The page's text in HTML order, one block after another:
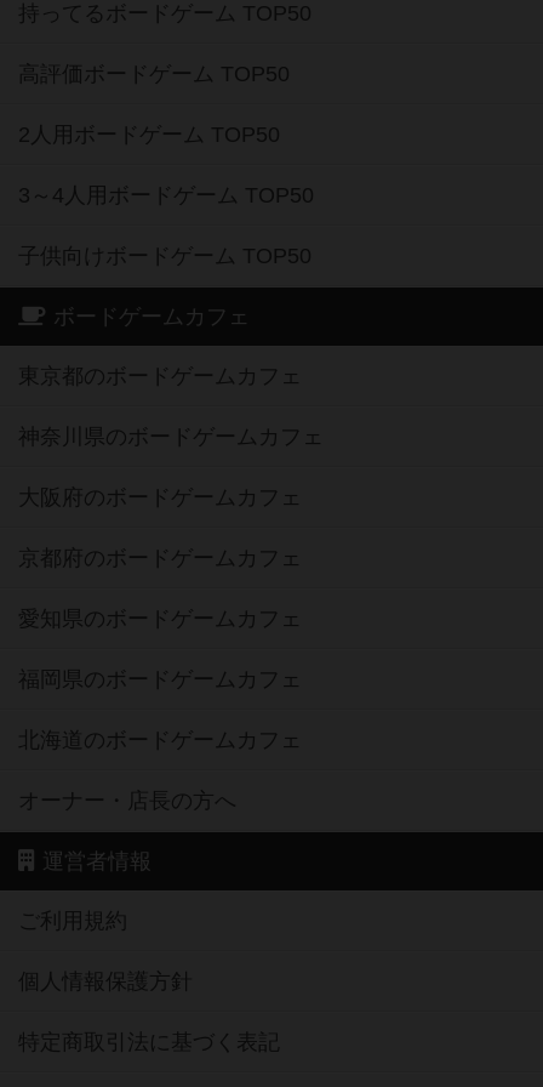
持ってるボードゲーム TOP50
高評価ボードゲーム TOP50
2人用ボードゲーム TOP50
3～4人用ボードゲーム TOP50
子供向けボードゲーム TOP50
ボードゲームカフェ
東京都のボードゲームカフェ
神奈川県のボードゲームカフェ
大阪府のボードゲームカフェ
京都府のボードゲームカフェ
愛知県のボードゲームカフェ
福岡県のボードゲームカフェ
北海道のボードゲームカフェ
オーナー・店長の方へ
運営者情報
ご利用規約
個人情報保護方針
特定商取引法に基づく表記